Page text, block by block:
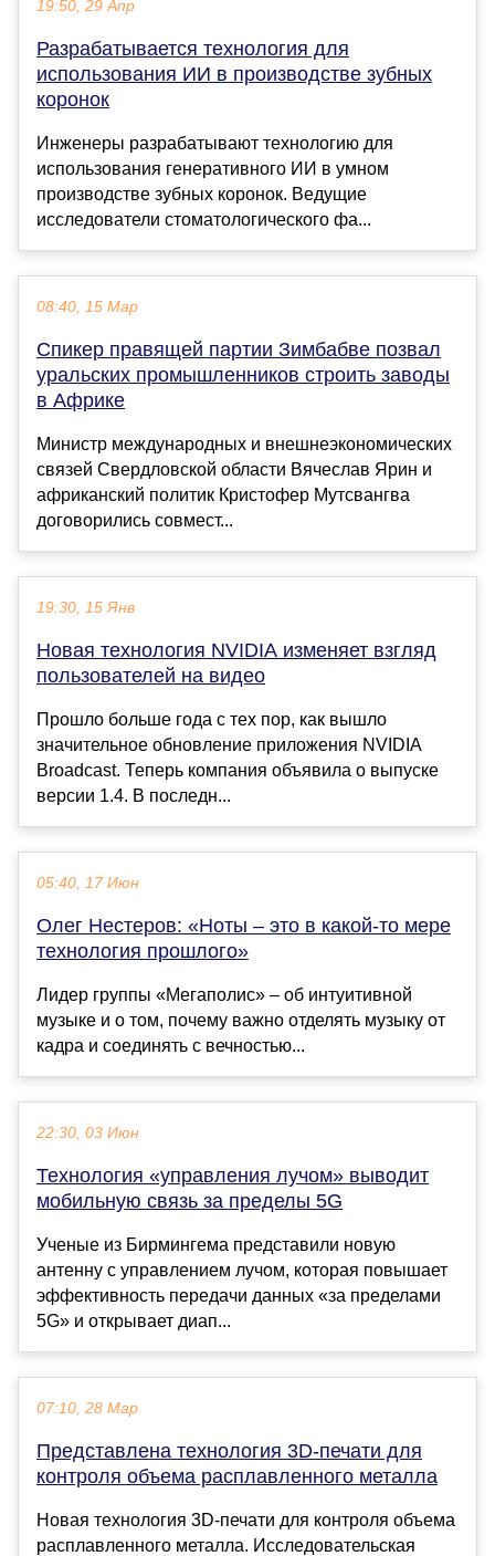
19:50, 29 Апр
Разрабатывается технология для
использования ИИ в производстве зубных
коронок
Инженеры разрабатывают технологию для
использования генеративного ИИ в умном
производстве зубных коронок. Ведущие
исследователи стоматологического фа...
08:40, 15 Мар
Спикер правящей партии Зимбабве позвал
уральских промышленников строить заводы
в Африке
Министр международных и внешнеэкономических
связей Свердловской области Вячеслав Ярин и
африканский политик Кристофер Мутсвангва
договорились совмест...
19:30, 15 Янв
Новая технология NVIDIA изменяет взгляд
пользователей на видео
Прошло больше года с тех пор, как вышло
значительное обновление приложения NVIDIA
Broadcast. Теперь компания объявила о выпуске
версии 1.4. В последн...
05:40, 17 Июн
Олег Нестеров: «Ноты – это в какой-то мере
технология прошлого»
Лидер группы «Мегаполис» – об интуитивной
музыке и о том, почему важно отделять музыку от
кадра и соединять с вечностью...
22:30, 03 Июн
Технология «управления лучом» выводит
мобильную связь за пределы 5G
Ученые из Бирмингема представили новую
антенну с управлением лучом, которая повышает
эффективность передачи данных «за пределами
5G» и открывает диап...
07:10, 28 Мар
Представлена технология 3D-печати для
контроля объема расплавленного металла
Новая технология 3D-печати для контроля объема
расплавленного металла. Исследовательская